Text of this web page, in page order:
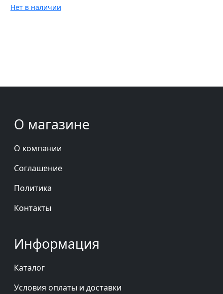
Нет в наличии
О магазине
О компании
Соглашение
Политика
Контакты
Информация
Каталог
Условия оплаты и доставки